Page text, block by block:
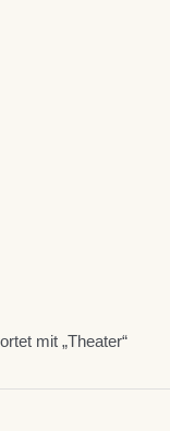
mit „Theater“